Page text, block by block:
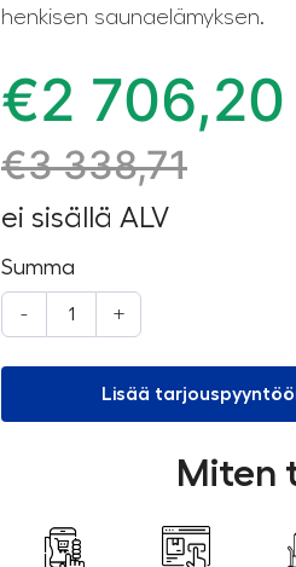
henkisen saunaelämyksen.
€2 706,20
€3 338,71
ei sisällä ALV
Summa
- +
Lisää
Miten